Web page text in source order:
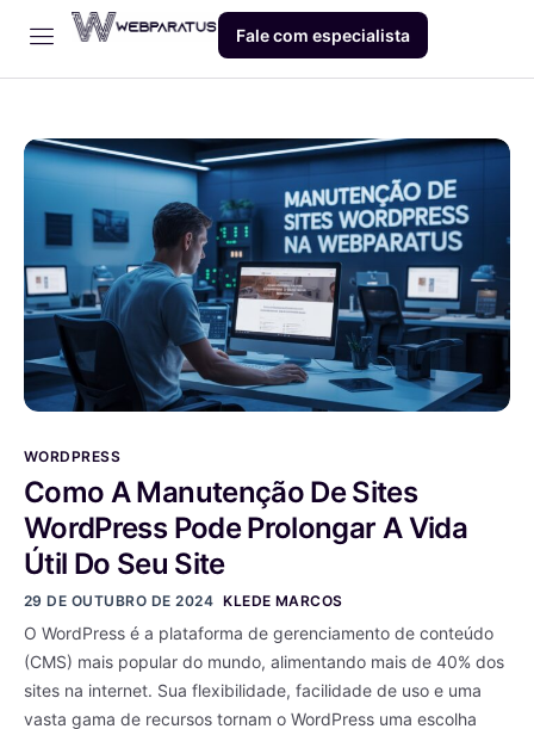
Dev
Produto
Contato
Fale com especialista
WORDPRESS
Como A Manutenção De Sites
WordPress Pode Prolongar A Vida
Útil Do Seu Site
29 DE OUTUBRO DE 2024 KLEDE MARCOS
O WordPress é a plataforma de gerenciamento de conteúdo
(CMS) mais popular do mundo, alimentando mais de 40% dos
sites na internet. Sua flexibilidade, facilidade de uso e uma
vasta gama de recursos tornam o WordPress uma escolha